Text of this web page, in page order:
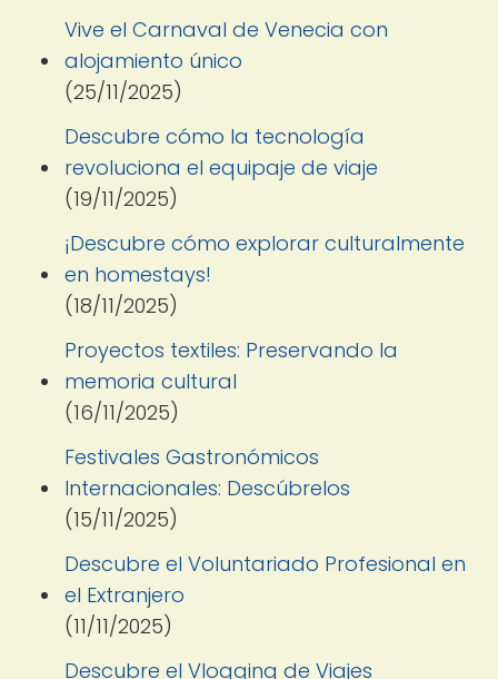
Vive el Carnaval de Venecia con
alojamiento único
(25/11/2025)
Descubre cómo la tecnología
revoluciona el equipaje de viaje
(19/11/2025)
¡Descubre cómo explorar culturalmente
en homestays!
(18/11/2025)
Proyectos textiles: Preservando la
memoria cultural
(16/11/2025)
Festivales Gastronómicos
Internacionales: Descúbrelos
(15/11/2025)
Descubre el Voluntariado Profesional en
el Extranjero
(11/11/2025)
Descubre el Vlogging de Viajes